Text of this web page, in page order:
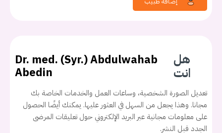
هل
انت
Dr. med. (Syr.) Abdulwahab
Abedin
تعديل الصورة الشخصية، وساعات العمل والخدمات الخاصة بك
مجانا. وهذا يجعل من السهل في العثور عليها. يمكنك أيضًا الحصول
على معلومات مجانية عبر البريد الإلكتروني حول تعليقات المرضى
الجدد قبل النشر.